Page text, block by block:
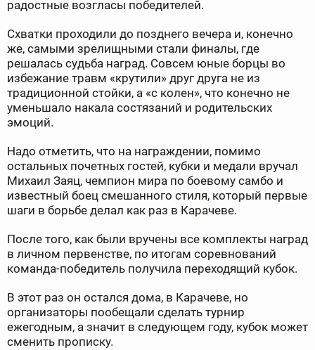
радостные возгласы победителей.
Схватки проходили до позднего вечера и, конечно
же, самыми зрелищными стали финалы, где
решалась судьба наград. Совсем юные борцы во
избежание травм «крутили» друг друга не из
традиционной стойки, а «с колен», что конечно не
уменьшало накала состязаний и родительских
эмоций.
Надо отметить, что на награждении, помимо
остальных почетных гостей, кубки и медали вручал
Михаил Заяц, чемпион мира по боевому самбо и
известный боец смешанного стиля, который первые
шаги в борьбе делал как раз в Карачеве.
После того, как были вручены все комплекты наград
в личном первенстве, по итогам соревнований
команда-победитель получила переходящий кубок.
В этот раз он остался дома, в Карачеве, но
организаторы пообещали сделать турнир
ежегодным, а значит в следующем году, кубок может
сменить прописку.